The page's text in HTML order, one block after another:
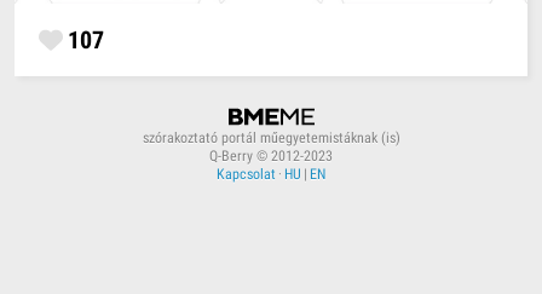
107
szórakoztató portál műegyetemistáknak (is)
Q-Berry © 2012-2023
Kapcsolat · HU | EN